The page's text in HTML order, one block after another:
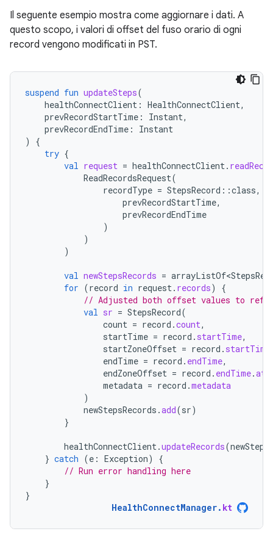
Il seguente esempio mostra come aggiornare i dati. A
questo scopo, i valori di offset del fuso orario di ogni
record vengono modificati in PST.
suspend fun updateSteps(
healthConnectClient : HealthConnectClient,
prevRecordStartTime : Instant,
prevRecordEndTime :
Instant
)
{
try {
val request = healthConnectClient.
ReadRecordsRequest(
recordType = StepsRecord ::class,
prevRecordStartTime,
prevRecordEndTime
)
)
)
val newStepsRecords =
for (record in request. records)
{
// Adjusted both offset values to
val sr = StepsRecord(
count = record .count,
startTime = record . startTime,
startZoneOffset = record . startTime
endTime = record . endTime,
endZoneOffset = record . endTime.
metadata = record .metadata
)
newStepsRecords .add(sr)
}
healthConnectClient.updateRecords(
} catch (e : Exception)
{
// Run error handling here
}
}
HealthConnectManager. kt